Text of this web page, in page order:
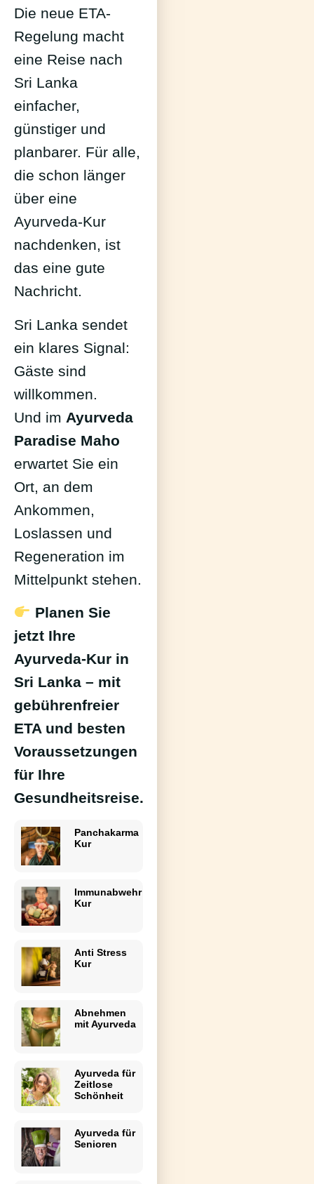
Die neue ETA-
Regelung macht
eine Reise nach
Sri Lanka
einfacher,
günstiger und
planbarer. Für alle,
die schon länger
über eine
Ayurveda-Kur
nachdenken, ist
das eine gute
Nachricht.
Sri Lanka sendet
ein klares Signal:
Gäste sind
willkommen.
Und im Ayurveda
Paradise Maho
erwartet Sie ein
Ort, an dem
Ankommen,
Loslassen und
Regeneration im
Mittelpunkt stehen.
Planen Sie
jetzt Ihre
Ayurveda-Kur in
Sri Lanka – mit
gebührenfreier
ETA und besten
Voraussetzungen
für Ihre
Gesundheitsreise.
Panchakarma
Kur
Immunabwehr
Kur
Anti Stress
Kur
Abnehmen
mit Ayurveda
Ayurveda für
Zeitlose
Schönheit
Ayurveda für
Senioren